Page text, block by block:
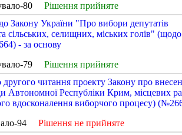
80
Рішення прийняте
Закону України "Про вибори депутатів
сільських, селищних, міських голів" (щодо
- за основу
79
Рішення прийняте
читання проекту Закону про
Автономної Республіки Крим, місцевих
вдосконалення виборчого процесу)
94
Рішення не прийняте